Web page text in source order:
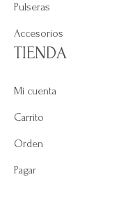
Pulseras
Accesorios
TIENDA
Mi cuenta
Carrito
Orden
Pagar